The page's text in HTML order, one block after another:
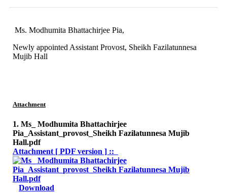
Ms. Modhumita Bhattachirjee Pia,
Newly appointed Assistant Provost, Sheikh Fazilatunnesa
Mujib Hall
Attachment
1. Ms_ Modhumita Bhattachirjee
Pia_Assistant_provost_Sheikh Fazilatunnesa Mujib
Hall.pdf
Attachment [ PDF version ] ::
Download